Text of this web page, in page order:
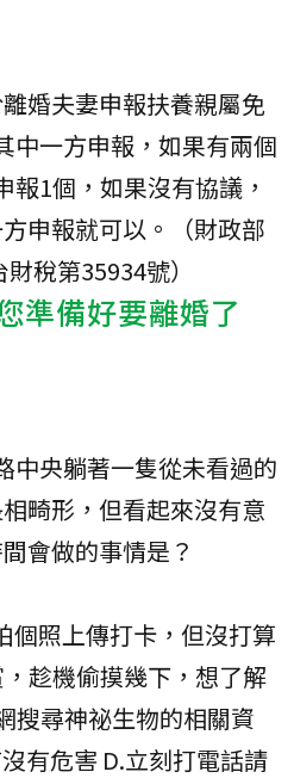
婚夫妻申報扶養親屬免
中一方申報，如果有兩個
報1個，如果沒有協議，
申報就可以。（財政部
稅第35934號）
準備好要離婚了
中央躺著一隻從未看過的
畸形，但看起來沒有意
會做的事情是？
個照上傳打卡，但沒打算
趁機偷摸幾下，想了解
搜尋神祕生物的相關資
有危害 D.立刻打電話請